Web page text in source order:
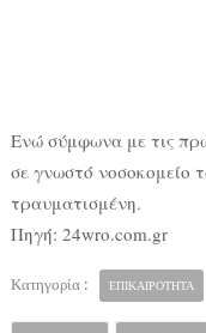
Ενώ σύμφωνα με τις
σε γνωστό νοσοκομείο
τραυματισμένη.
Πηγή: 24wro.com.gr
Κατηγορία : ΕΠΙΚΑΙΡΟΤΗΤΑ